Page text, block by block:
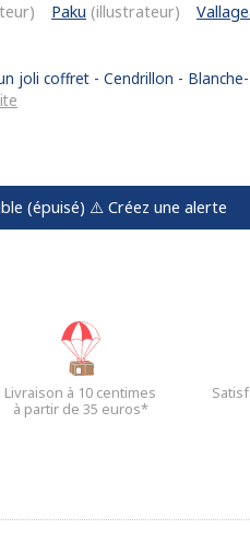
Paku (illustrateur)
joli coffret - Cendrillon -
(épuisé) ⚠️ Créez une alerte
Livraison à 10 centimes
à partir de 35 euros*